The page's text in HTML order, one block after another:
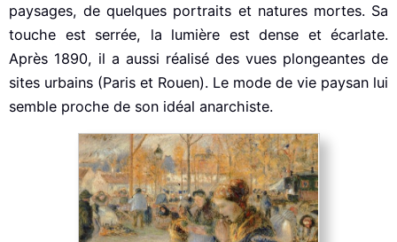
paysages, de quelques portraits et natures mortes. Sa
touche est serrée, la lumière est dense et écarlate.
Après 1890, il a aussi réalisé des vues plongeantes de
sites urbains (Paris et Rouen). Le mode de vie paysan lui
semble proche de son idéal anarchiste.